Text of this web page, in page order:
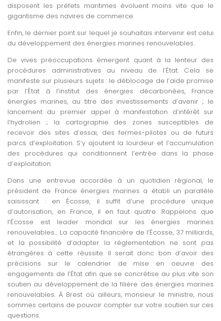
disposent les préfets maritimes évoluent moins vite que le
gigantisme des navires de commerce.
Enfin, le dernier point sur lequel je souhaitais intervenir est celui
du développement des énergies marines renouvelables.
De vives préoccupations émergent quant à la lenteur des
procédures administratives au niveau de l’État. Cela se
manifeste sur plusieurs sujets : le déblocage de l’aide promise
par l’État à l’institut des énergies décarbonées, France
énergies marines, au titre des investissements d’avenir ; le
lancement du premier appel à manifestation d’intérêt sur
l’hydrolien ; la cartographie des zones susceptibles de
recevoir des sites d’essai, des fermes-pilotes ou de futurs
parcs d’exploitation. S’y ajoutent la lourdeur et l’accumulation
des procédures qui conditionnent l’entrée dans la phase
d’exploitation.
Dans une entrevue accordée à un quotidien régional, le
président de France énergies marines a établi un parallèle
saisissant : en Écosse, il suffit d’une procédure unique
d’autorisation, en France, il en faut quatre. Rappelons que
l’Écosse est leader mondial sur les énergies marines
renouvelables… La capacité financière de l’Écosse, 37 milliards,
et la possibilité d’adapter la réglementation ne sont pas
étrangères à cette réussite. Il serait donc bon d’avoir des
précisions sur le calendrier de mise en oeuvre des
engagements de l’État afin que se concrétise au plus vite son
soutien au développement de la filière des énergies marines
renouvelables. À Brest où ailleurs, monsieur le ministre, nous
sommes certains de pouvoir compter sur votre soutien sur ces
questions.